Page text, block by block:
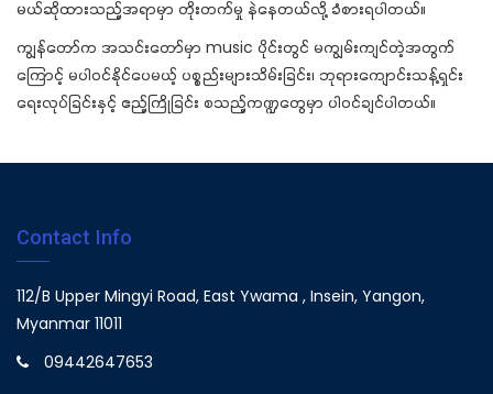
မယ်ဆိုထားသည့်အရာမှာ တိုးတက်မှု နဲနေတယ်လို့ ခံစားရပါတယ်။
ကျွန်တော်က အသင်းတော်မှာ music ပိုင်းတွင် မကျွမ်းကျင်တဲ့အတွက်
ကြောင့် မပါဝင်နိုင်ပေမယ့် ပစ္စည်းများသိမ်းခြင်း၊ ဘုရားကျောင်းသန့်ရှင်း
ရေးလုပ်ခြင်းနှင့် ဧည့်ကြိုခြင်း စသည့်ကဏ္ဍတွေမှာ ပါဝင်ချင်ပါတယ်။
Contact Info
112/B Upper Mingyi Road, East Ywama , Insein, Yangon,
Myanmar 11011
09442647653